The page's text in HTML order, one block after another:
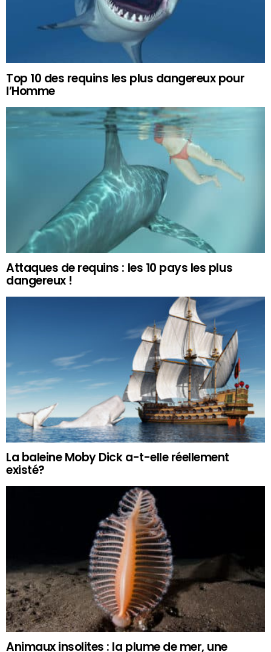
Top 10 des requins les plus dangereux pour
l’Homme
Attaques de requins : les 10 pays les plus
dangereux !
La baleine Moby Dick a-t-elle réellement
existé?
Animaux insolites : la plume de mer, une